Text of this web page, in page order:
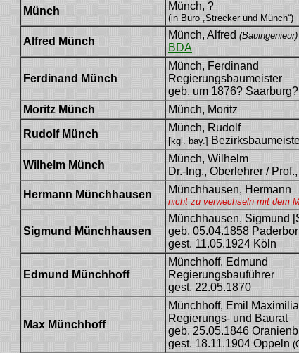
Münch Münch, ?
(in Büro „Strecker und Münch“)
Alfred Münch
Münch, Alfred (Bauingenieur)
BDA
Ferdinand Münch
Münch, Ferdinand
Regierungsbaumeister
geb. um 1876? Saarburg?
Moritz Münch Münch, Moritz
Rudolf Münch
Münch, Rudolf
[kgl. bay.]
Wilhelm Münch
Münch, Wilhelm
Dr.-Ing., Oberlehrer / Prof.,
Hermann Münchhausen Münchhausen, Hermann
nicht zu verwechseln mit dem
Sigmund Münchhausen
Münchhausen, Sigmund
geb. 05.04.1858
gest. 11.05.1924 Köln
Edmund Münchhoff
Münchhoff, Edmund
Regierungsbauführer
gest. 22.05.1870
Max Münchhoff
Münchhoff, Emil
Regierungs- und Baurat
geb. 25.05.1846
gest. 18.11.1904 Oppeln